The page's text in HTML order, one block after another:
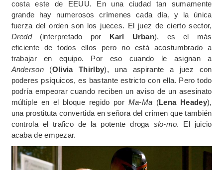
costa este de EEUU. En una ciudad tan sumamente
grande hay numerosos crímenes cada día, y la única
fuerza del orden son los jueces. El juez de cierto sector,
Dredd(interpretado por Karl Urban), es el más
eficiente de todos ellos pero no está acostumbrado a
trabajar en equipo. Por eso cuando le asignan a
Anderson(Olivia Thirlby), una aspirante a juez con
poderes psíquicos, es bastante estricto con ella. Pero todo
podría empeorar cuando reciben un aviso de un asesinato
múltiple en el bloque regido por Ma-Ma (Lena Headey),
una prostituta convertida en señora del crimen que también
controla el trafico de la potente droga slo-mo. El juicio
acaba de empezar.